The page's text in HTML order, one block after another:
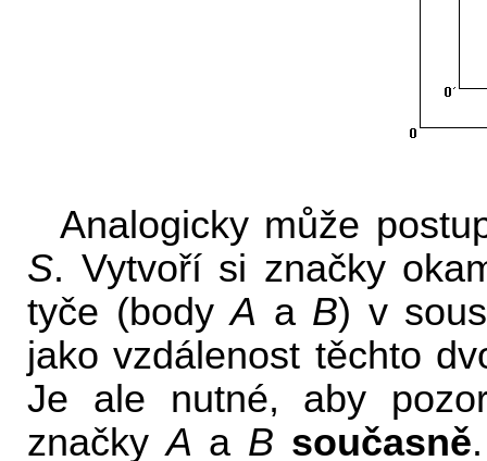
Analogicky může
S. Vytvoří si značky
tyče (bodyA a B) v
jako vzdálenost těchto
Je ale nutné, aby
značkyA a B současně